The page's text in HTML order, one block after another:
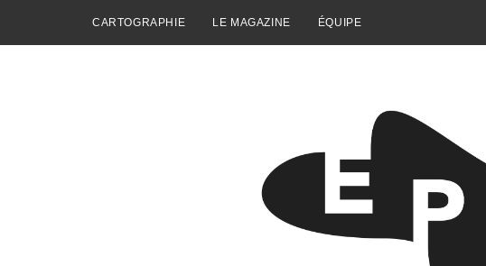
CARTOGRAPHIE LE MAGAZINE ÉQUIPE